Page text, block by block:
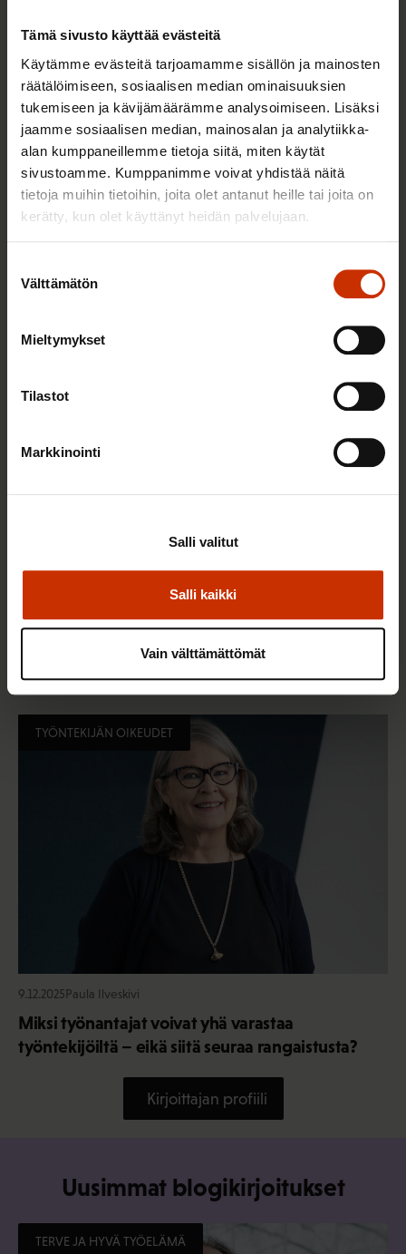
Tämä sivusto käyttää evästeitä
Käytämme evästeitä tarjoamamme sisällön ja mainosten
räätälöimiseen, sosiaalisen median ominaisuuksien
tukemiseen ja kävijämäärämme analysoimiseen. Lisäksi
jaamme sosiaalisen median, mainosalan ja analytiikka-
alan kumppaneillemme tietoja siitä, miten käytät
sivustoamme. Kumppanimme voivat yhdistää näitä
tietoja muihin tietoihin, joita olet antanut heille tai joita on
kerätty, kun olet käyttänyt heidän palvelujaan.
valinta
Välttämätön
Mieltymykset
Tilastot
Markkinointi
Salli kaikki
Salli valitut
Vain välttämättömät
19.3.2026
herättävä toimimaan
TYÖNTEKIJÄN OIKEUDET
alustatyöntekijöitä käytetään hyväksi?
TYÖNTEKIJÄN OIKEUDET
9.12.2025Paula Ilveskivi
Miksi työnantajat voivat yhä varastaa
työntekijöiltä – eikä siitä seuraa rangaistusta?
Kirjoittajan profiili
Uusimmat blogikirjoitukset
TERVE JA HYVÄ TYÖELÄMÄ